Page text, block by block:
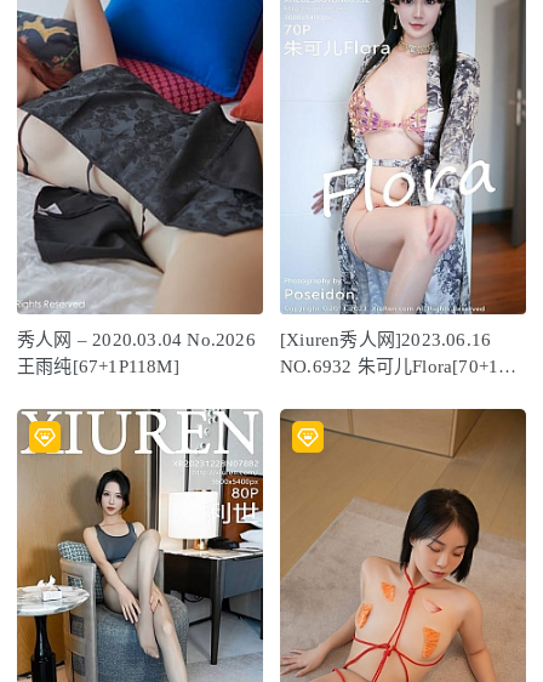
秀人网 – 2020.03.04 No.2026
王雨纯[67+1P118M]
[Xiuren秀人网]2023.06.16
NO.6932 朱可儿Flora[70+1P